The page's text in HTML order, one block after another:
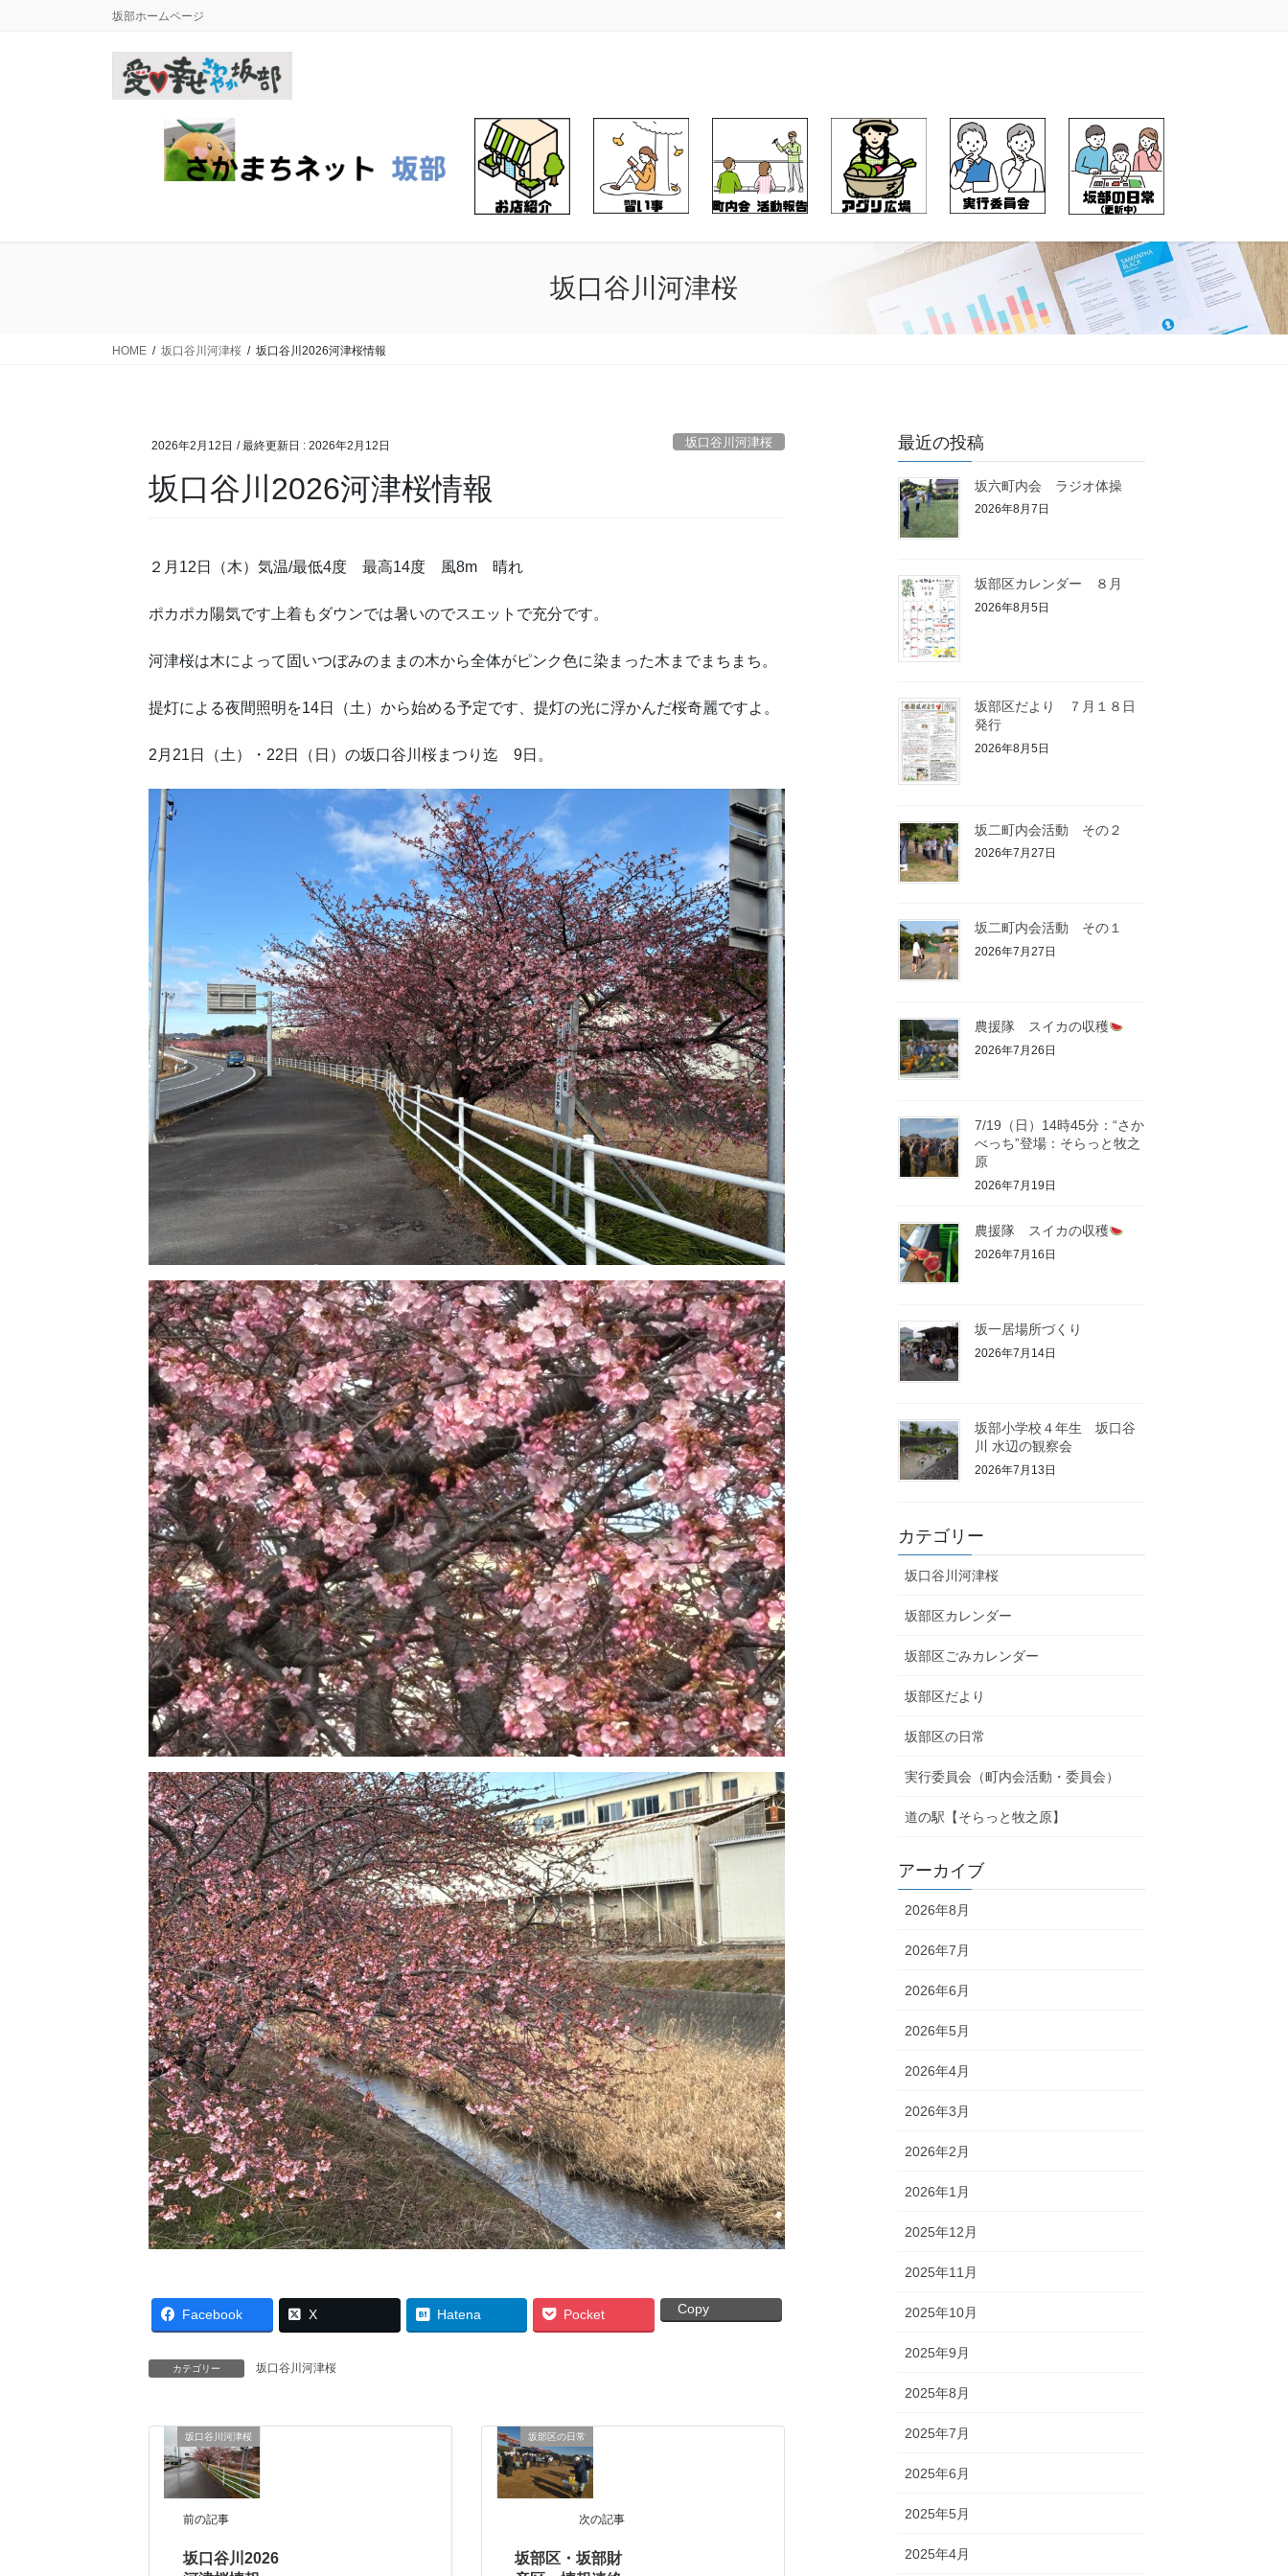
坂部ホームページ
坂口谷川河津桜
HOME 坂口谷川河津桜 坂口谷川2026河津桜情報
2026年2月12日 / 最終更新日 :2026年2月12日 坂口谷川河津桜
坂口谷川2026河津桜情報
２月12日（木）気温/最低4度 最高14度 風8m 晴れ
ポカポカ陽気です上着もダウンでは暑いのでスエットで充分です。
河津桜は木によって固いつぼみのままの木から全体がピンク色に染まった木までまちまち。
提灯による夜間照明を14日（土）から始める予定です、提灯の光に浮かんだ桜奇麗ですよ。
2月21日（土）・22日（日）の坂口谷川桜まつり迄 9日。
Facebook X Hatena Pocket Copy
カテゴリー 坂口谷川河津桜
坂口谷川河津桜
前の記事
坂口谷川2026
坂部区の日常
次の記事
坂部区・坂部財
最近の投稿
坂六町内会 ラジオ体操
2026年8月7日
坂部区カレンダー ８月
2026年8月5日
坂部区だより ７月１８日
発行
2026年8月5日
坂二町内会活動 その２
2026年7月27日
坂二町内会活動 その１
2026年7月27日
農援隊 スイカの収穫
2026年7月26日
7/19（日）14時45分：“さか
べっち”登場：そらっと牧之
原
2026年7月19日
農援隊 スイカの収穫
2026年7月16日
坂一居場所づくり
2026年7月14日
坂部小学校４年生 坂口谷
川 水辺の観察会
2026年7月13日
カテゴリー
坂口谷川河津桜
坂部区カレンダー
坂部区ごみカレンダー
坂部区だより
坂部区の日常
実行委員会（町内会活動・委員会）
道の駅【そらっと牧之原】
アーカイブ
2026年8月
2026年7月
2026年6月
2026年5月
2026年4月
2026年3月
2026年2月
2026年1月
2025年12月
2025年11月
2025年10月
2025年9月
2025年8月
2025年7月
2025年6月
2025年5月
2025年4月